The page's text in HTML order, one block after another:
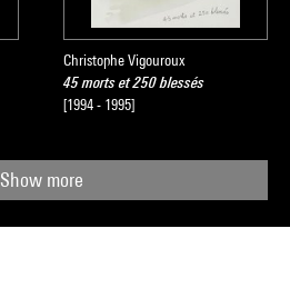
Christophe Vigouroux
45 morts et 250 blessés
[1994 - 1995]
Show more